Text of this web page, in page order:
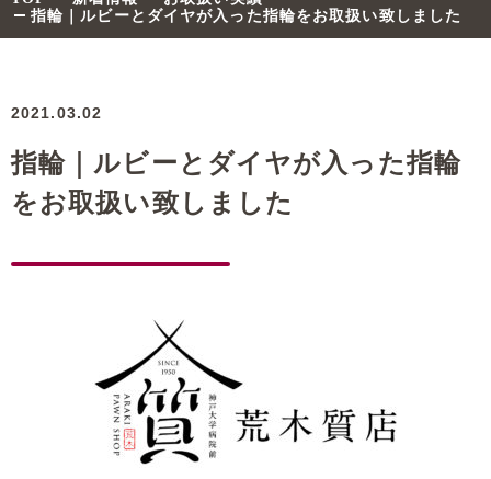
指輪｜ルビーとダイヤが入った指輪をお取扱い致しました
2021.03.02
指輪｜ルビーとダイヤが入った指輪
をお取扱い致しました